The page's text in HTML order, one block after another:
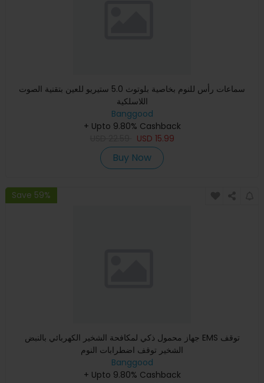
سماعات رأس للنوم بخاصية بلوتوث 5.0 ستيريو للعين بتقنية الصوت
اللاسلكية
Banggood
+ Upto 9.80% Cashback
USD 15.99
Buy Now
Save 59%
جهاز محمول ذكي لمكافحة الشخير الكهربائي بالنبض EMS توقف
الشخير توقف اضطرابات النوم
Banggood
+ Upto 9.80% Cashback